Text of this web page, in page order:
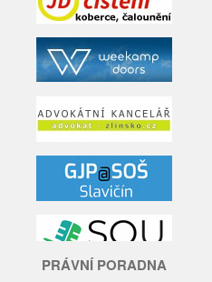
PRÁVNÍ PORADNA